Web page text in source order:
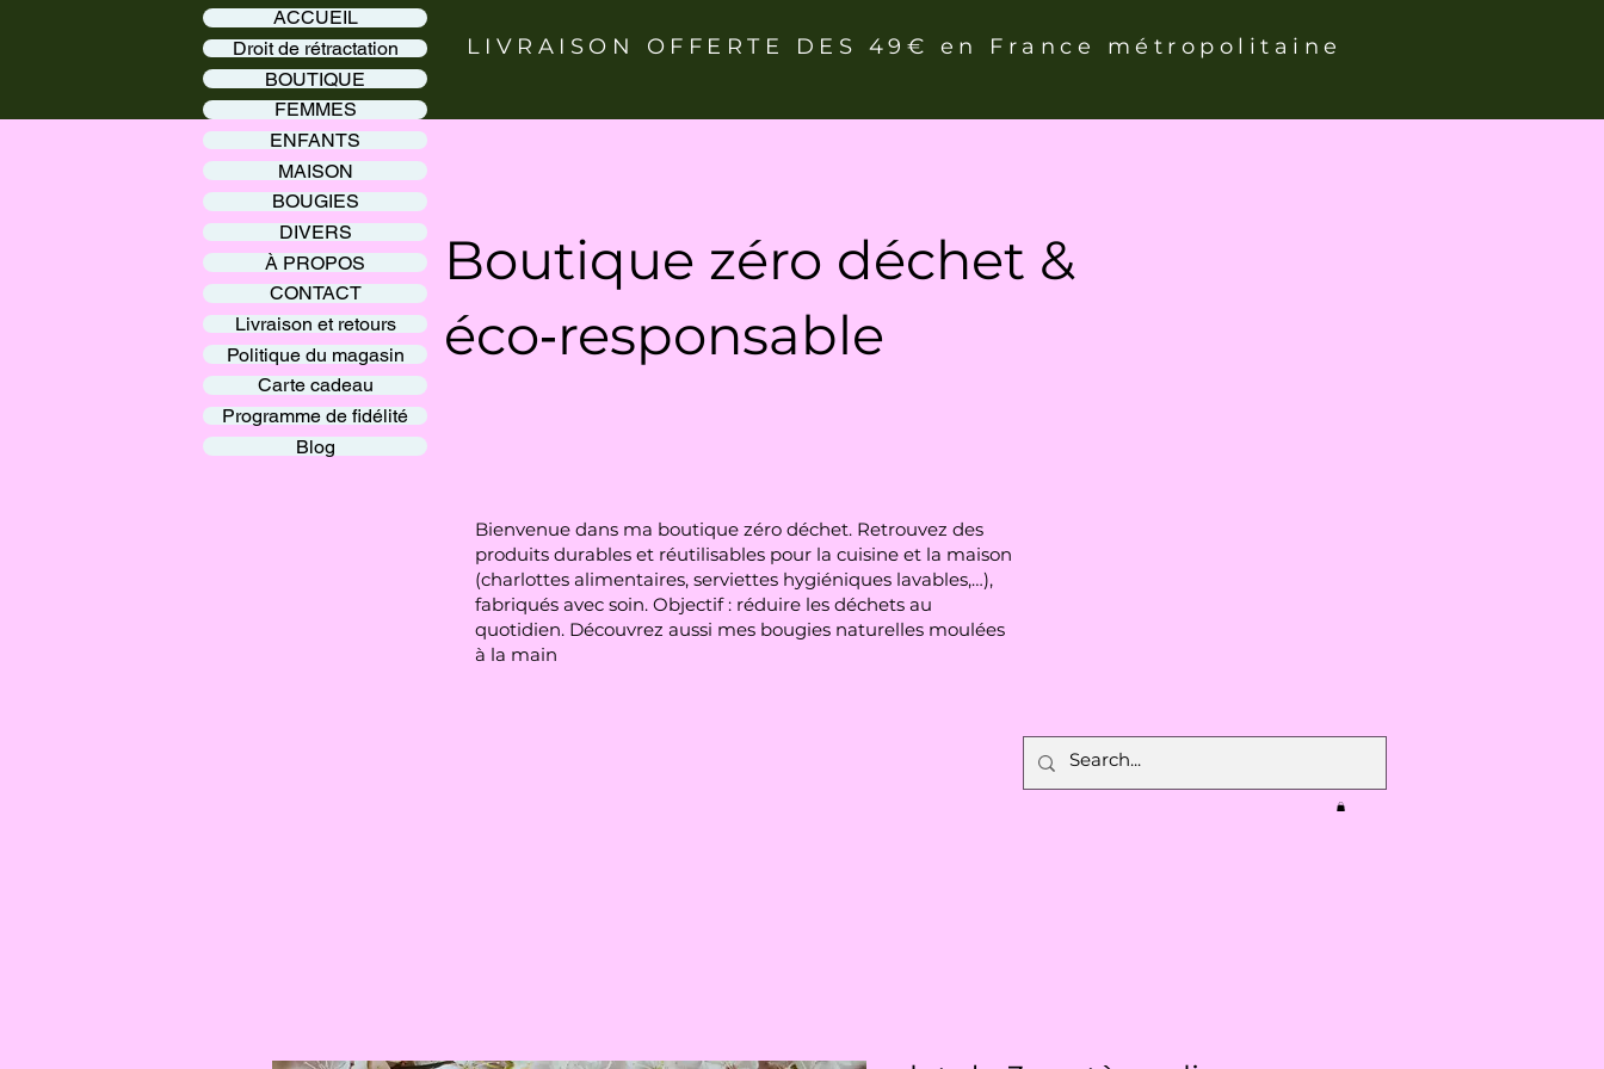
LIVRAISON OFFERTE DES 49€ en France métropolitaine
ACCUEIL
Droit de rétractation
BOUTIQUE
FEMMES
ENFANTS
MAISON
BOUGIES
DIVERS
À PROPOS
CONTACT
Livraison et retours
Politique du magasin
Carte cadeau
Programme de fidélité
Blog
Boutique zéro déchet &
éco‑responsable
Bienvenue dans ma boutique zéro déchet. Retrouvez des
produits durables et réutilisables pour la cuisine et la maison
(charlottes alimentaires, serviettes hygiéniques lavables,…),
fabriqués avec soin. Objectif : réduire les déchets au
quotidien. Découvrez aussi mes bougies naturelles moulées
à la main